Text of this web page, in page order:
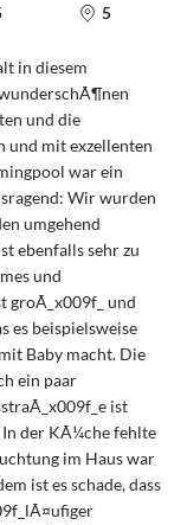
5
in diesem
und die
und mit exzellenten
war ein
Wir wurden
umgehend
ebenfalls sehr zu
und
groÃ_x009f_ und
es beispielsweise
Baby macht. Die
ein paar
ist
der KÃ¼che fehlte
im Haus war
ist es schade, dass